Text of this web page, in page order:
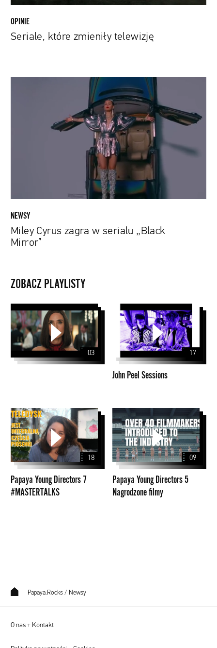
OPINIE
Seriale, które zmieniły telewizję
NEWSY
Miley Cyrus zagra w serialu „Black
Mirror”
ZOBACZ PLAYLISTY
03
John
Peel
Sessions
17
John Peel Sessions
Papaya
Young
Directors
7
#MASTERTALKS
18
Papaya Young Directors 7
#MASTERTALKS
Papaya
Young
Directors
5
Nagrodzone
09
Papaya Young Directors 5
Nagrodzone filmy
Papaya.Rocks / Newsy
O nas + Kontakt